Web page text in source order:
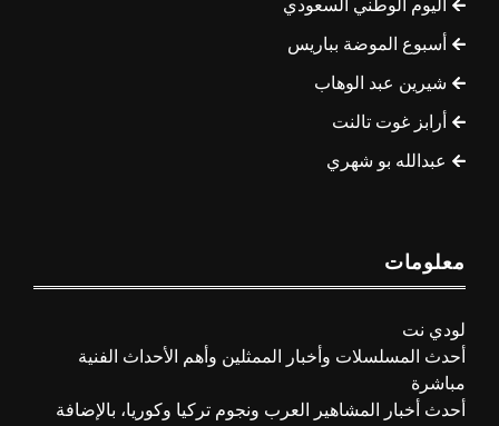
اليوم الوطني السعودي
أسبوع الموضة بباريس
شيرين عبد الوهاب
أرابز غوت تالنت
عبدالله بو شهري
معلومات
لودي نت
أحدث المسلسلات وأخبار الممثلين وأهم الأحداث الفنية
مباشرة
أحدث أخبار المشاهير العرب ونجوم تركيا وكوريا، بالإضافة